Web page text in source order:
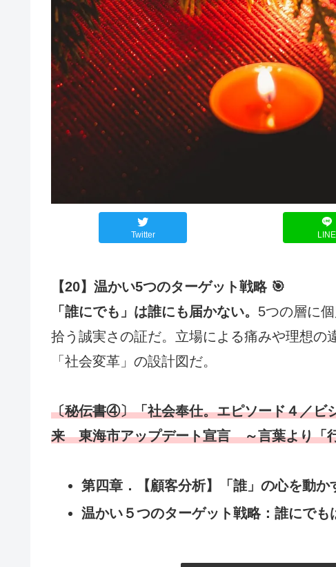
Twitter LINE
【20】温かい5つのターゲット戦略 🎯
「誰にでも」は誰にも届かない。 5つの層に
拾う誠実さの証だ。立場による痛みや理想の
「社会変革」の設計図だ。
〔秘伝書④〕「社会奉仕。エピソード４／ビ
来 東海市アップデート宣言 ～言葉より「
第四章．【顧客分析】「誰」の心を動
温かい５つのターゲット戦略：誰にでも